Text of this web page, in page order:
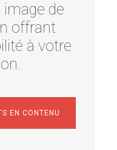
de
offrant
à votre
EN CONTENU